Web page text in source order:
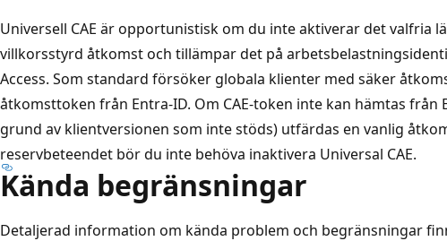
Universell CAE är opportunistisk om du inte aktiverar det valfria
villkorsstyrd åtkomst och tillämpar det på
Access. Som standard försöker globala klienter med säker
åtkomsttoken från Entra-ID. Om CAE-token inte kan hämtas från
grund av klientversionen som inte stöds) utfärdas en vanlig
reservbeteendet bör du inte behöva inaktivera Universal CAE.
Kända begränsningar
Detaljerad information om kända problem och begränsningar